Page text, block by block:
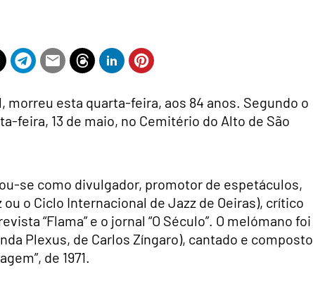
morreu esta quarta-feira, aos 84 anos. Segundo o
feira, 13 de maio, no Cemitério do Alto de São
se como divulgador, promotor de espetáculos,
o Ciclo Internacional de Jazz de Oeiras), crítico
“Flama” e o jornal “O Século”. O melómano foi
Plexus, de Carlos Zíngaro), cantado e composto
de 1971.